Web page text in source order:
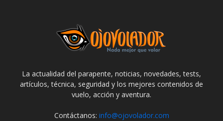
La actualidad del parapente, noticias, novedades, tests,
artículos, técnica, seguridad y los mejores contenidos de
vuelo, acción y aventura.
Contáctanos: info@ojovolador.com